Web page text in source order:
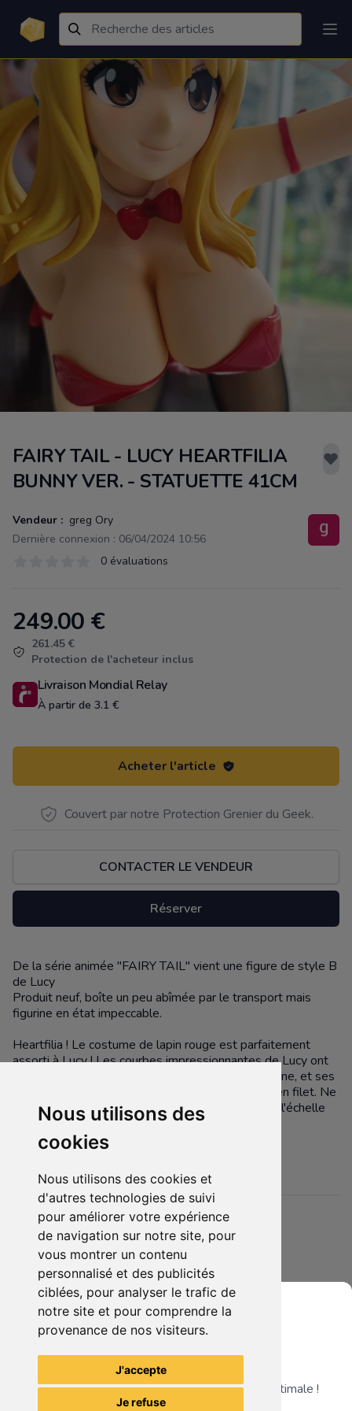
Nous utilisons des
cookies
Nous utilisons des cookies et
d'autres technologies de suivi
pour améliorer votre expérience
de navigation sur notre site, pour
vous montrer un contenu
personnalisé et des publicités
ciblées, pour analyser le trafic de
notre site et pour comprendre la
provenance de nos visiteurs.
J'accepte
Je refuse
FAIRY TAIL - LUCY HEARTFILIA
BUNNY VER. - STATUETTE 41CM
Vendeur : greg Ory
Dernière connexion : 06/04/2024 10:56
0 évaluations
Product information
249.00 €
261.45 €
Protection de l'acheteur inclus
Livraison Mondial Relay
À partir de 3.1 €
Acheter l'article
Couvert par notre Protection Grenier du Geek.
CONTACTER LE VENDEUR
Réserver
Description
De la série animée "FAIRY TAIL" vient une figure de style B
de Lucy
Produit neuf, boîte un peu abîmée par le transport mais
figurine en état impeccable.
Heartfilia ! Le costume de lapin rouge est parfaitement
assorti à Lucy ! Les courbes impressionnantes de Lucy ont
été soigneusement recréées sous forme de figurine, et ses
jambes fines sont dotées de véritables collants en filet. Ne
manquez pas d'ajouter cette incroyable figurine à l'échelle
1/4 à votre collection !
Sculpteur : Kyouichi Kawamura
Détails
Etat : 5 sur 5 étoiles
- Neuf
Membres intéressés : 0 x
Mis en ligne le :
27/03/2024
Tags :
fairy tail lucy heartfilia
Grenier du Geek
Télécharge notre app pour une expérience optimale !